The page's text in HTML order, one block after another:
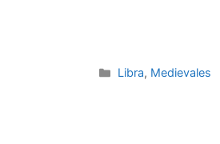
Categories
Libra, Medievales